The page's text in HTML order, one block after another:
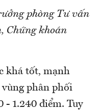
phòng Tư vấn
Chứng khoán
khá tốt, mạnh
vùng phân phối
- 1.240 điểm. Tuy